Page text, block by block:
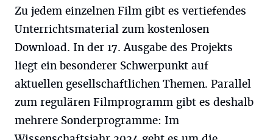
Zu jedem einzelnen Film gibt es vertiefendes
Unterrichtsmaterial zum kostenlosen
Download. In der 17. Ausgabe des Projekts
liegt ein besonderer Schwerpunkt auf
aktuellen gesellschaftlichen Themen. Parallel
zum regulären Filmprogramm gibt es deshalb
mehrere Sonderprogramme: Im